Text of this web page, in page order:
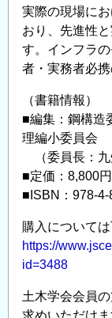
実際の現場に
おり、先進性
す。インフラ
者・実務者必携
（書籍情報）
■編集：鋼構造
理編小委員会
（委員長：九
■定価：8,800
■ISBN：978-
購入について
https://
id=3488
土木学会会員
求めいただけま